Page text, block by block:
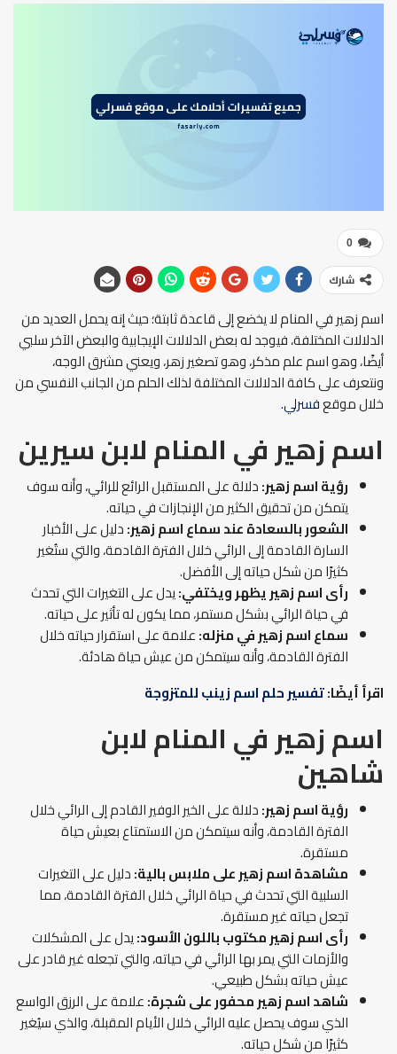
0
شارك
اسم زهير في المنام لا يخضع إلى قاعدة ثابتة؛ حيث إنه يحمل العديد من
الدلالات المختلفة، فيوجد له بعض الدلالات الإيجابية والبعض الآخر سلبي
أيضًا، وهو اسم علم مذكر، وهو تصغير زهر، ويعني مشرق الوجه،
ونتعرف على كافة الدلالات المختلفة لذلك الحلم من الجانب النفسي من
خلال موقعفسرلي.
اسم زهير في المنام لابن سيرين
رؤية اسم زهير:دلالة على المستقبل الرائع للرائي، وأنه سوف
يتمكن من تحقيق الكثير من الإنجازات في حياته.
الشعور بالسعادة عند سماع اسم زهير:دليل على الأخبار
السارة القادمة إلى الرائي خلال الفترة القادمة، والتي ستُغير
كثيرًا من شكل حياته إلى الأفضل.
رأى اسم زهير يظهر ويختفي:يدل على التغيرات التي تحدث
في حياة الرائي بشكل مستمر، مما يكون له تأثير على حياته.
سماع اسم زهير في منزله:علامة على استقرار حياته خلال
الفترة القادمة، وأنه سيتمكن من عيش حياة هادئة.
اقرأ أيضًا:تفسير حلم اسم زينب للمتزوجة
اسم زهير في المنام لابن
شاهين
رؤية اسم زهير:دلالة على الخير الوفير القادم إلى الرائي خلال
الفترة القادمة، وأنه سيتمكن من الاستمتاع بعيش حياة
مستقرة.
مشاهدة اسم زهير على ملابس بالية:دليل على التغيرات
السلبية التي تحدث في حياة الرائي خلال الفترة القادمة، مما
تجعل حياته غير مستقرة.
رأى اسم زهير مكتوب باللون الأسود:يدل على المشكلات
والأزمات التي يمر بها الرائي في حياته، والتي تجعله غير قادر على
عيش حياته بشكل طبيعي.
شاهد اسم زهير محفور على شجرة:علامة على الرزق الواسع
الذي سوف يحصل عليه الرائي خلال الأيام المقبلة، والذي سيُغير
كثيرًا من شكل حياته.